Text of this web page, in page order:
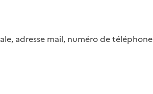
adresse mail, numéro de téléphone